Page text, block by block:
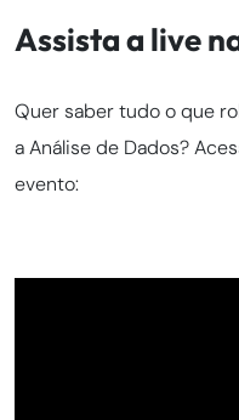
Assista a live
Quer saber tudo o que
a Análise de Dados?
evento: